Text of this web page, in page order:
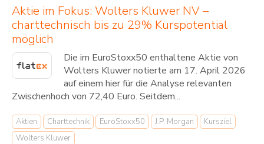
Aktie im Fokus: Wolters Kluwer NV –
charttechnisch bis zu 29% Kurspotential
möglich
Die im EuroStoxx50 enthaltene Aktie von
Wolters Kluwer notierte am 17. April 2026
auf einem hier für die Analyse relevanten
Zwischenhoch von 72,40 Euro. Seitdem...
Aktien Charttechnik EuroStoxx50 J.P. Morgan
Kursziel
Wolters Kluwer